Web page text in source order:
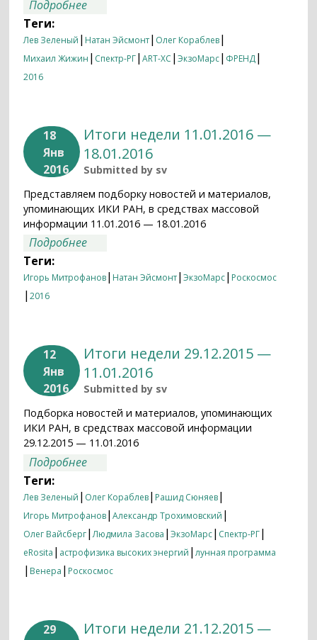
Подробнее
Теги:
Лев Зеленый | Натан Эйсмонт| Олег Кораблев|
Михаил Жижин | Спектр-РГ|ART-XC |ЭкзоМарс| ФРЕНД|
2016
18
Янв
2016
Итоги недели 11.01.2016 —
18.01.2016
Submitted by sv
Представляем подборку новостей и материалов,
упоминающих ИКИ РАН, в средствах массовой
информации 11.01.2016 — 18.01.2016
Подробнее
Теги:
Игорь Митрофанов| Натан Эйсмонт|ЭкзоМарс| Роскосмос
|2016
12
Янв
2016
Итоги недели 29.12.2015 —
11.01.2016
Submitted by sv
Подборка новостей и материалов, упоминающих
ИКИ РАН, в средствах массовой информации
29.12.2015 — 11.01.2016
Подробнее
Теги:
Лев Зеленый | Олег Кораблев| Рашид Сюняев|
Игорь Митрофанов|Александр Трохимовский |
Олег Вайсберг|Людмила Засова |ЭкзоМарс| Спектр-РГ|
eRosita | астрофизика высоких энергий |лунная программа
| Венера | Роскосмос
29
Итоги недели 21.12.2015 —